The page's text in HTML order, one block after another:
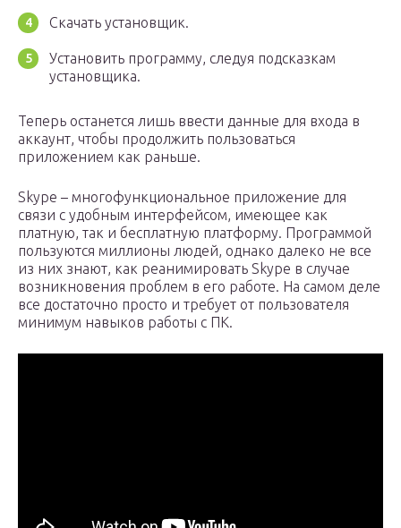
Скачать установщик.
Установить программу, следуя подсказкам
установщика.
Теперь останется лишь ввести данные для входа в
аккаунт, чтобы продолжить пользоваться
приложением как раньше.
Skype – многофункциональное приложение для
связи с удобным интерфейсом, имеющее как
платную, так и бесплатную платформу. Программой
пользуются миллионы людей, однако далеко не все
из них знают, как реанимировать Skype в случае
возникновения проблем в его работе. На самом деле
все достаточно просто и требует от пользователя
минимум навыков работы с ПК.